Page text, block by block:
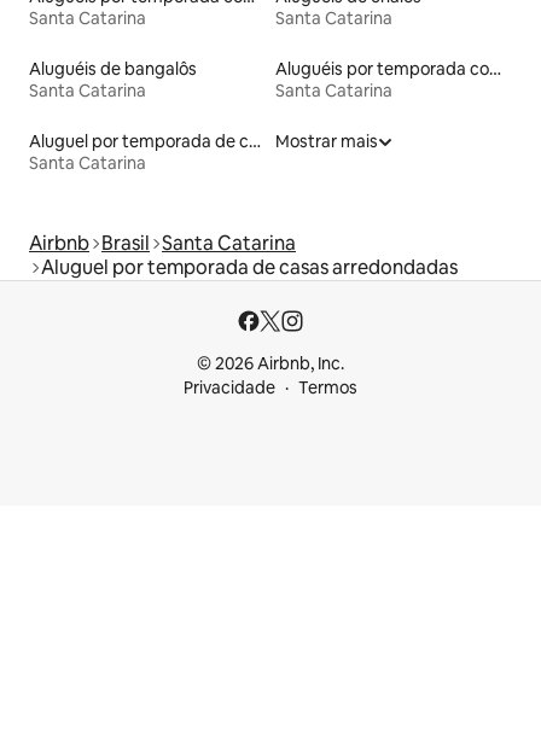
Santa Catarina
Santa Catarina
Aluguéis de bangalôs
Santa Catarina
Aluguéis por temporada com caiaque
Santa Catarina
Aluguel por temporada de casas na árvore
Santa Catarina
Mostrar mais
Airbnb Brasil Santa Catarina
Aluguel por temporada de casas arredondadas
© 2026 Airbnb, Inc.
Privacidade
Termos